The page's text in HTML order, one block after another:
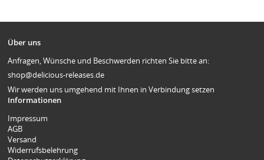
Über uns
Anfragen, Wünsche und Beschwerden richten Sie bitte an:
shop@delicious-releases.de
Wir werden uns umgehend mit Ihnen in Verbindung setzen
Informationen
Impressum
AGB
Versand
Widerrufsbelehrung